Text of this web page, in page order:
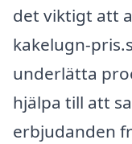
det viktigt att
kakelugn-
underlätta
hjälpa till att
erbjudanden